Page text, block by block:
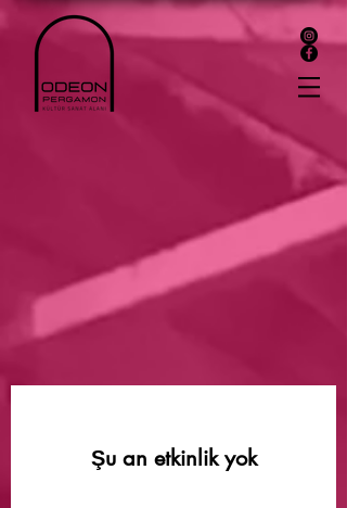
Şu an etkinlik yok